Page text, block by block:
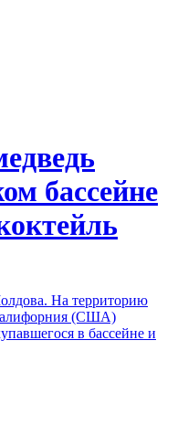
бассейне
На территорию
(США)
в бассейне и